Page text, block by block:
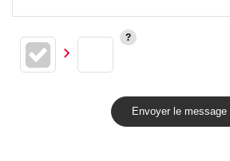
Envoyer le message